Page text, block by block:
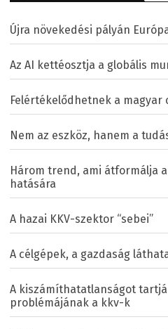
Újra növekedési pályán
Az AI kettéosztja a globális
Felértékelődhetnek a magyar
Nem az eszköz, hanem a
Három trend, ami átformálja
hatására
A hazai KKV-szektor “sebei”
A célgépek, a gazdaság
A kiszámíthatatlanságot
problémájának a kkv-k